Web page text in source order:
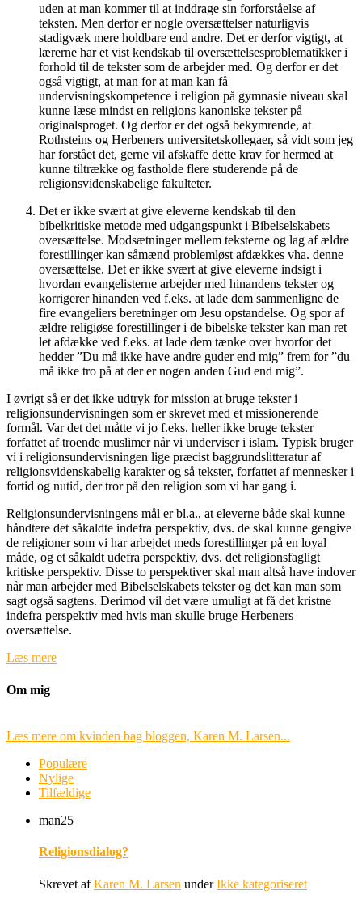
uden at man kommer til at inddrage sin forforståelse af
teksten. Men derfor er nogle oversættelser naturligvis
stadigvæk mere holdbare end andre. Det er derfor vigtigt, at
lærerne har et vist kendskab til oversættelsesproblematikker i
forhold til de tekster som de arbejder med. Og derfor er det
også vigtigt, at man for at man kan få
undervisningskompetence i religion på gymnasie niveau skal
kunne læse mindst en religions kanoniske tekster på
originalsproget. Og derfor er det også bekymrende, at
Rothsteins og Herbeners universitetskollegaer, så vidt som jeg
har forstået det, gerne vil afskaffe dette krav for hermed at
kunne tiltrække og fastholde flere studerende på de
religionsvidenskabelige fakulteter.
Det er ikke svært at give eleverne kendskab til den
bibelkritiske metode med udgangspunkt i Bibelselskabets
oversættelse. Modsætninger mellem teksterne og lag af ældre
forestillinger kan såmænd problemløst afdækkes vha. denne
oversættelse. Det er ikke svært at give eleverne indsigt i
hvordan evangelisterne arbejder med hinandens tekster og
korrigerer hinanden ved f.eks. at lade dem sammenligne de
fire evangeliers beretninger om Jesu opstandelse. Og spor af
ældre religiøse forestillinger i de bibelske tekster kan man ret
let afdække ved f.eks. at lade dem tænke over hvorfor det
hedder ”Du må ikke have andre guder end mig” frem for ”du
må ikke tro på at der er nogen anden Gud end mig”.
I øvrigt så er det ikke udtryk for mission at bruge tekster i
religionsundervisningen som er skrevet med et missionerende
formål. Var det det måtte vi jo f.eks. heller ikke bruge tekster
forfattet af troende muslimer når vi underviser i islam. Typisk bruger
vi i religionsundervisningen lige præcist baggrundslitteratur af
religionsvidenskabelig karakter og så tekster, forfattet af mennesker i
fortid og nutid, der tror på den religion som vi har gang i.
Religionsundervisningens mål er bl.a., at eleverne både skal kunne
håndtere det såkaldte indefra perspektiv, dvs. de skal kunne gengive
de religioner som vi har arbejdet meds forestillinger på en loyal
måde, og et såkaldt udefra perspektiv, dvs. det religionsfagligt
kritiske perspektiv. Disse to perspektiver skal man altså have indover
når man arbejder med Bibelselskabets tekster og det kan man som
sagt også sagtens. Derimod vil det være umuligt at få det kristne
indefra perspektiv med hvis man skulle bruge Herbeners
oversættelse.
Læs mere
Om mig
Læs mere om kvinden bag bloggen, Karen M. Larsen...
Populære
Nylige
Tilfældige
man25
Religionsdialog?
Skrevet afKaren M. Larsen underIkke kategoriseret